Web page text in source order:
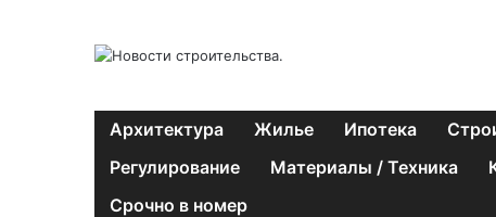
Архитектура Жилье Ипотека
Регулирование
Материалы / Техника
Срочно в номер